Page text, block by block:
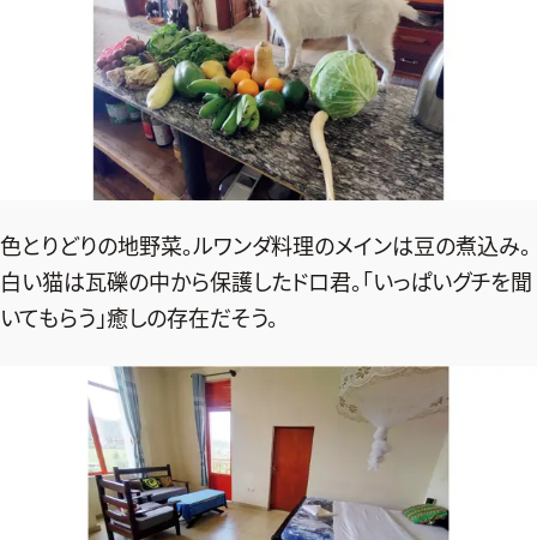
色とりどりの地野菜。ルワンダ料理のメインは豆の煮込み。
白い猫は瓦礫の中から保護したドロ君。「いっぱいグチを聞
いてもらう」癒しの存在だそう。